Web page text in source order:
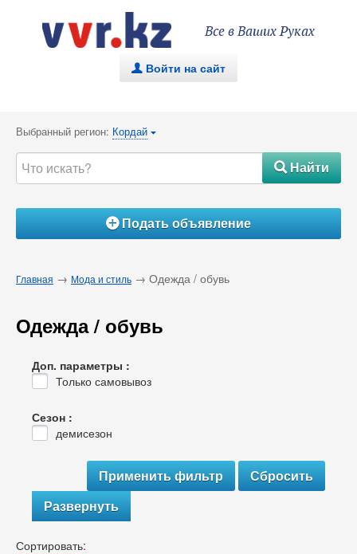
Все в Ваших Руках
. Войти на сайт
Выбранный регион: Кордай {
#Найти
ÁПодать объявление
Главная → Мода и стиль → Одежда / обувь
Одежда / обувь
Доп. параметры :
Только самовывоз
Сезон :
демисезон
Развернуть
Сортировать: